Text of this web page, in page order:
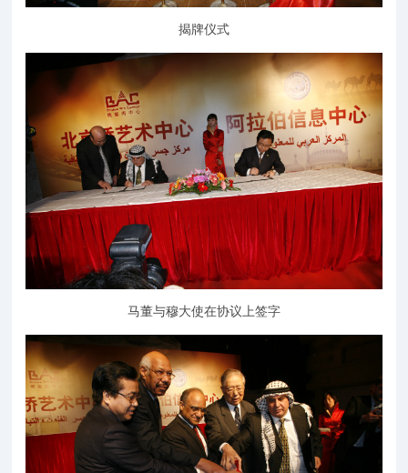
揭牌仪式
马董与穆大使在协议上签字